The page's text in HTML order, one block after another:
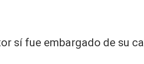
sí fue embargado de su